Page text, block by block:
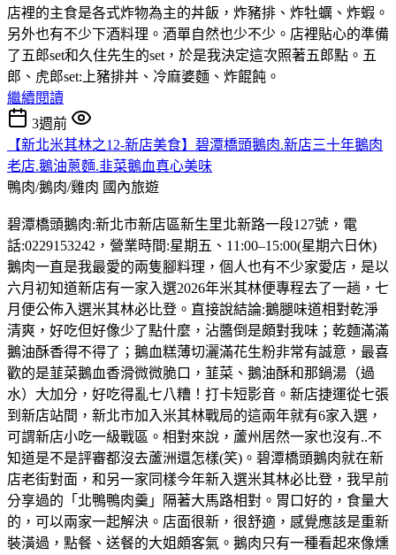
店裡的主食是各式炸物為主的丼飯，炸豬排、炸牡蠣、炸蝦。
另外也有不少下酒料理。酒單自然也少不少。店裡貼心的準備
了五郎set和久住先生的set，於是我決定這次照著五郎點。五
郎、虎郎set:上豬排丼、冷麻婆麵、炸餛飩。
繼續閱讀
3週前
【新北米其林之12-新店美食】碧潭橋頭鵝肉.新店三十年鵝肉
老店.鵝油蔥麵.韭菜鵝血真心美味
鴨肉/鵝肉/雞肉 國內旅遊
碧潭橋頭鵝肉:新北市新店區新生里北新路一段127號，電
話:0229153242，營業時間:星期五、11:00–15:00(星期六日休)
鵝肉一直是我最愛的兩隻腳料理，個人也有不少家愛店，是以
六月初知道新店有一家入選2026年米其林便專程去了一趟，七
月便公佈入選米其林必比登。直接說結論:鵝腿味道相對乾淨
清爽，好吃但好像少了點什麼，沾醬倒是頗對我味；乾麵滿滿
鵝油酥香得不得了；鵝血糕薄切灑滿花生粉非常有誠意，最喜
歡的是韮菜鵝血香滑微微脆口，韮菜、鵝油酥和那鍋湯（過
水）大加分，好吃得亂七八糟！打卡短影音。新店捷運從七張
到新店站間，新北市加入米其林戰局的這兩年就有6家入選，
可謂新店小吃一級戰區。相對來說，蘆州居然一家也沒有..不
知道是不是評審都沒去蘆洲還怎樣(笑)。碧潭橋頭鵝肉就在新
店老街對面，和另一家同樣今年新入選米其林必比登，我早前
分享過的「北鴨鴨肉羹」隔著大馬路相對。胃口好的，食量大
的，可以兩家一起解決。店面很新，很舒適，感覺應該是重新
裝潢過，點餐、送餐的大姐頗客氣。鵝肉只有一種看起來像燻